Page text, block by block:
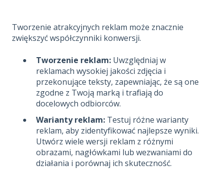
Tworzenie atrakcyjnych reklam może znacznie
zwiększyć współczynniki konwersji.
Tworzenie reklam: Uwzględniaj w
reklamach wysokiej jakości zdjęcia i
przekonujące teksty, zapewniając, że są one
zgodne z Twoją marką i trafiają do
docelowych odbiorców.
Warianty reklam: Testuj różne warianty
reklam, aby zidentyfikować najlepsze wyniki.
Utwórz wiele wersji reklam z różnymi
obrazami, nagłówkami lub wezwaniami do
działania i porównaj ich skuteczność.